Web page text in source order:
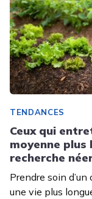
TENDANCES
Ceux qui
moyenne plus
recherche
Prendre soin
une vie plus